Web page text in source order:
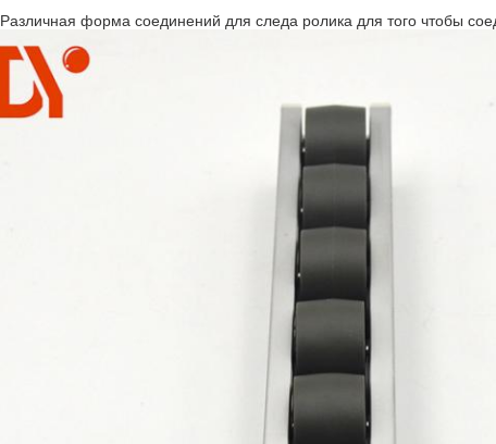
форма соединений для следа ролика для того чтобы